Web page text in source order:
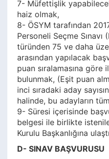
7- Müfettişlik
haiz olmak,
8- ÖSYM tarafından
Personeli Seçme Sınavı
türünden 75 ve daha
arasından yapılacak
puan sıralamasına
bulunmak, (Eşit puan
inci sıradaki aday
halinde, bu adayların
9- Süresi içerisinde
belgesi ile birlikte
Kurulu Başkanlığına
D- SINAV BAŞVURUSU